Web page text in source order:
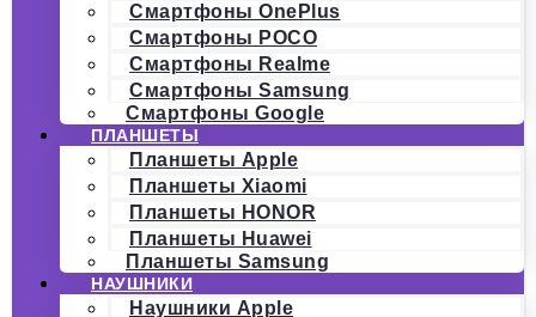
Смартфоны OnePlus
Смартфоны POCO
Смартфоны Realme
Смартфоны Samsung
Смартфоны Google
ПЛАНШЕТЫ
Планшеты Apple
Планшеты Xiaomi
Планшеты HONOR
Планшеты Huawei
Планшеты Samsung
НАУШНИКИ
Наушники Apple